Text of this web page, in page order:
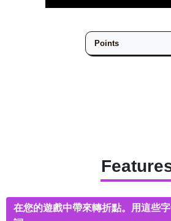
在您的遊戲中帶來轉折點。用這些